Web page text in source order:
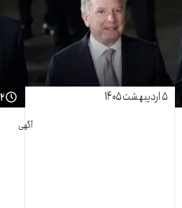
۵ اردیبهشت ۱۴۰۵ ۲ دقیقه
آگهی